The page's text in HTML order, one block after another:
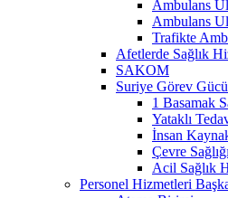
Ambulans
Ambulans
Trafikte
Afetlerde Sağlık
SAKOM
Suriye Görev
1 Basamak
Yataklı
İnsan
Çevre
Acil Sağlık
Personel Hizmetleri